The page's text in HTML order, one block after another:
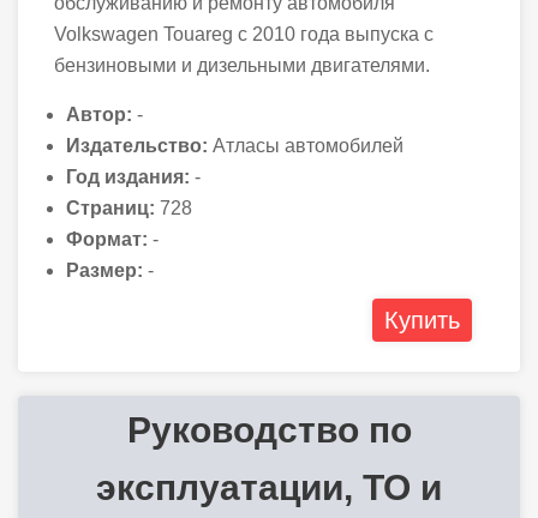
Volkswagen Touareg с 2010 года выпуска с
бензиновыми и дизельными двигателями.
Автор: -
Издательство: Атласы автомобилей
Год издания: -
Страниц: 728
Формат: -
Размер: -
Купить
Руководство по
эксплуатации, ТО и